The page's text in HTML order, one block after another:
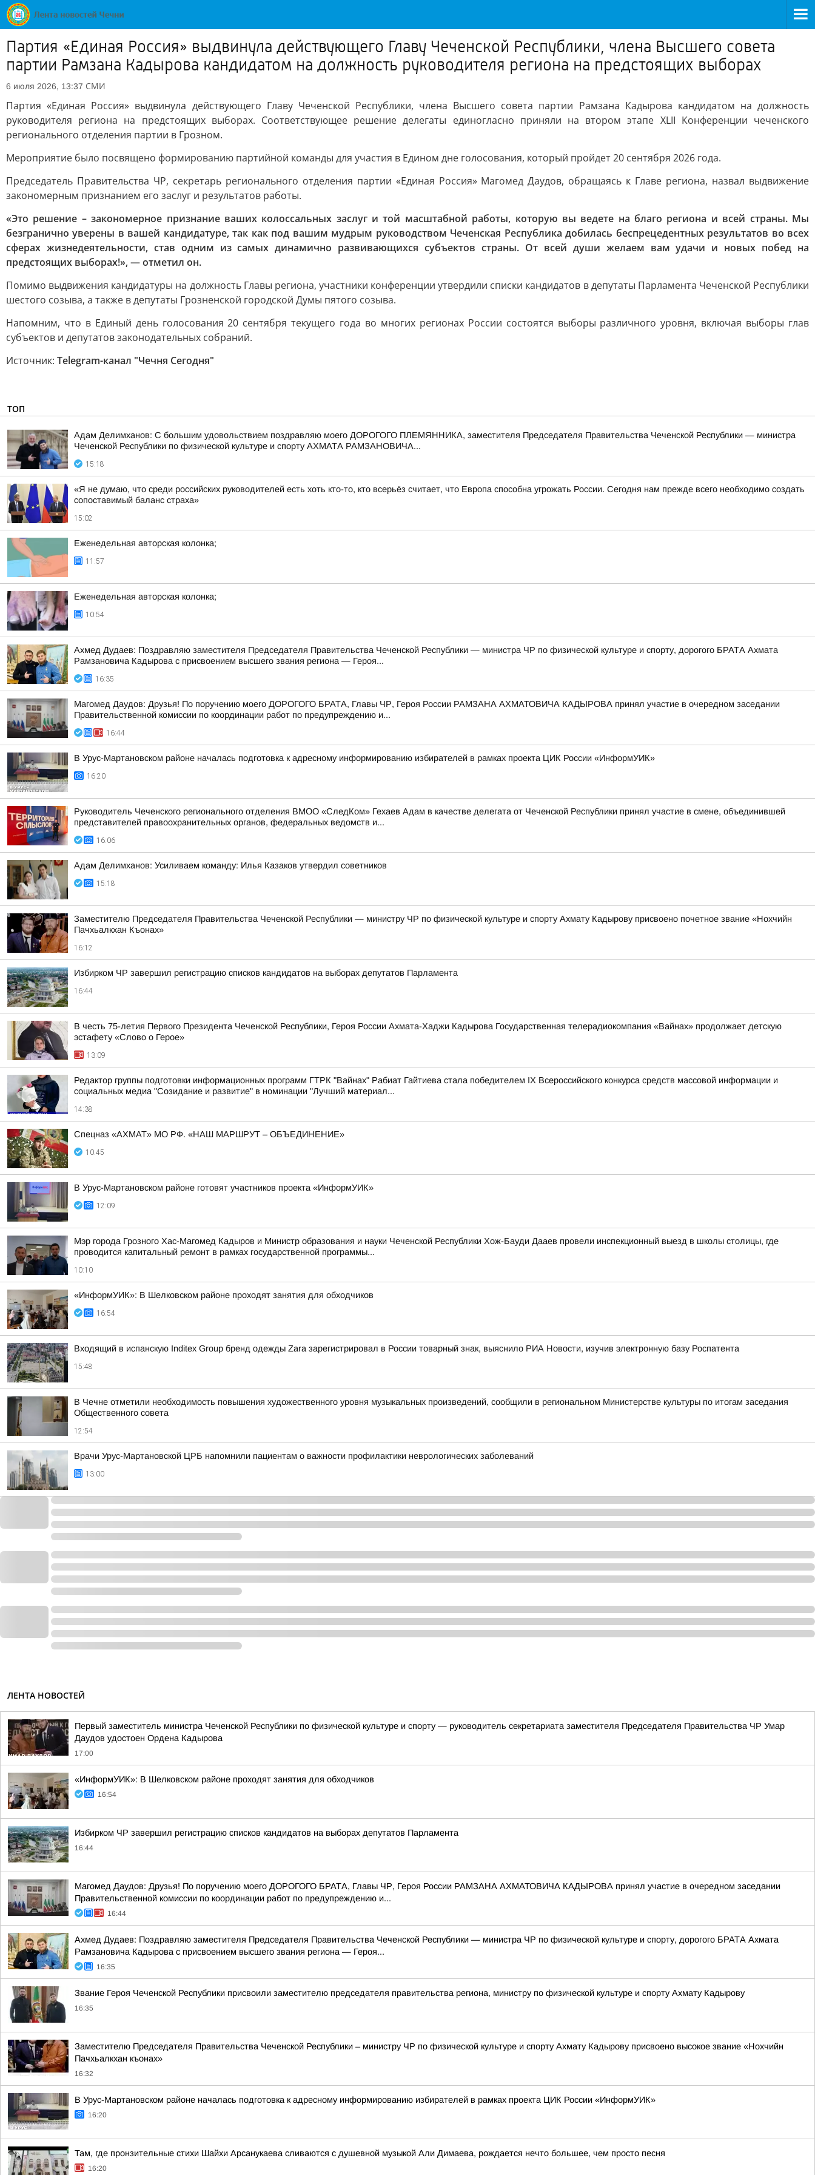
Партия «Единая Россия» выдвинула действующего Главу Чеченской Республики, члена Высшего совета
партии Рамзана Кадырова кандидатом на должность руководителя региона на предстоящих выборах
6 июля 2026, 13:37 СМИ
Партия «Единая Россия» выдвинула действующего Главу Чеченской Республики, члена Высшего совета партии Рамзана Кадырова кандидатом на должность
руководителя региона на предстоящих выборах. Соответствующее решение делегаты единогласно приняли на втором этапе XLII Конференции чеченского
регионального отделения партии в Грозном.
Мероприятие было посвящено формированию партийной команды для участия в Едином дне голосования, который пройдет 20 сентября 2026 года.
Председатель Правительства ЧР, секретарь регионального отделения партии «Единая Россия» Магомед Даудов, обращаясь к Главе региона, назвал выдвижение
закономерным признанием его заслуг и результатов работы.
«Это решение – закономерное признание ваших колоссальных заслуг и той масштабной работы, которую вы ведете на благо региона и всей страны. Мы
безгранично уверены в вашей кандидатуре, так как под вашим мудрым руководством Чеченская Республика добилась беспрецедентных результатов во всех
сферах жизнедеятельности, став одним из самых динамично развивающихся субъектов страны. От всей души желаем вам удачи и новых побед на
предстоящих выборах!», — отметил он.
Помимо выдвижения кандидатуры на должность Главы региона, участники конференции утвердили списки кандидатов в депутаты Парламента Чеченской Республики
шестого созыва, а также в депутаты Грозненской городской Думы пятого созыва.
Напомним, что в Единый день голосования 20 сентября текущего года во многих регионах России состоятся выборы различного уровня, включая выборы глав
субъектов и депутатов законодательных собраний.
Источник: Telegram-канал "Чечня Сегодня"
ТОП
Адам Делимханов: С большим удовольствием поздравляю моего ДОРОГОГО ПЛЕМЯННИКА, заместителя Председателя Правительства Чеченской Республики — министра
Чеченской Республики по физической культуре и спорту АХМАТА РАМЗАНОВИЧА...
15:18
«Я не думаю, что среди российских руководителей есть хоть кто-то, кто всерьёз считает, что Европа способна угрожать России. Сегодня нам прежде всего необходимо создать
сопоставимый баланс страха»
15:02
Еженедельная авторская колонка;
11:57
Еженедельная авторская колонка;
10:54
Ахмед Дудаев: Поздравляю заместителя Председателя Правительства Чеченской Республики — министра ЧР по физической культуре и спорту, дорогого БРАТА Ахмата
Рамзановича Кадырова с присвоением высшего звания региона — Героя...
16:35
Магомед Даудов: Друзья! По поручению моего ДОРОГОГО БРАТА, Главы ЧР, Героя России РАМЗАНА АХМАТОВИЧА КАДЫРОВА принял участие в очередном заседании
Правительственной комиссии по координации работ по предупреждению и...
16:44
В Урус-Мартановском районе началась подготовка к адресному информированию избирателей в рамках проекта ЦИК России «ИнформУИК»
16:20
Руководитель Чеченского регионального отделения ВМОО «СледКом» Гехаев Адам в качестве делегата от Чеченской Республики принял участие в смене, объединившей
представителей правоохранительных органов, федеральных ведомств и...
16:06
Адам Делимханов: Усиливаем команду: Илья Казаков утвердил советников
15:18
Заместителю Председателя Правительства Чеченской Республики — министру ЧР по физической культуре и спорту Ахмату Кадырову присвоено почетное звание «Нохчийн
Пачхьалкхан Къонах»
16:12
Избирком ЧР завершил регистрацию списков кандидатов на выборах депутатов Парламента
16:44
В честь 75-летия Первого Президента Чеченской Республики, Героя России Ахмата-Хаджи Кадырова Государственная телерадиокомпания «Вайнах» продолжает детскую
эстафету «Слово о Герое»
13:09
Редактор группы подготовки информационных программ ГТРК "Вайнах" Рабиат Гайтиева стала победителем IX Всероссийского конкурса средств массовой информации и
социальных медиа "Созидание и развитие" в номинации "Лучший материал...
14:38
Спецназ «АХМАТ» МО РФ. «НАШ МАРШРУТ – ОБЪЕДИНЕНИЕ»
10:45
В Урус-Мартановском районе готовят участников проекта «ИнформУИК»
12:09
Мэр города Грозного Хас-Магомед Кадыров и Министр образования и науки Чеченской Республики Хож-Бауди Дааев провели инспекционный выезд в школы столицы, где
проводится капитальный ремонт в рамках государственной программы...
10:10
«ИнформУИК»: В Шелковском районе проходят занятия для обходчиков
16:54
Входящий в испанскую Inditex Group бренд одежды Zara зарегистрировал в России товарный знак, выяснило РИА Новости, изучив электронную базу Роспатента
15:48
В Чечне отметили необходимость повышения художественного уровня музыкальных произведений, сообщили в региональном Министерстве культуры по итогам заседания
Общественного совета
12:54
Врачи Урус-Мартановской ЦРБ напомнили пациентам о важности профилактики неврологических заболеваний
13:00
ЛЕНТА НОВОСТЕЙ
Первый заместитель министра Чеченской Республики по физической культуре и спорту — руководитель секретариата заместителя Председателя Правительства ЧР Умар
Даудов удостоен Ордена Кадырова
17:00
«ИнформУИК»: В Шелковском районе проходят занятия для обходчиков
16:54
Избирком ЧР завершил регистрацию списков кандидатов на выборах депутатов Парламента
16:44
Магомед Даудов: Друзья! По поручению моего ДОРОГОГО БРАТА, Главы ЧР, Героя России РАМЗАНА АХМАТОВИЧА КАДЫРОВА принял участие в очередном заседании
Правительственной комиссии по координации работ по предупреждению и...
16:44
Ахмед Дудаев: Поздравляю заместителя Председателя Правительства Чеченской Республики — министра ЧР по физической культуре и спорту, дорогого БРАТА Ахмата
Рамзановича Кадырова с присвоением высшего звания региона — Героя...
16:35
Звание Героя Чеченской Республики присвоили заместителю председателя правительства региона, министру по физической культуре и спорту Ахмату Кадырову
16:35
Заместителю Председателя Правительства Чеченской Республики – министру ЧР по физической культуре и спорту Ахмату Кадырову присвоено высокое звание «Нохчийн
Пачхьалкхан къонах»
16:32
В Урус-Мартановском районе началась подготовка к адресному информированию избирателей в рамках проекта ЦИК России «ИнформУИК»
16:20
Там, где пронзительные стихи Шайхи Арсанукаева сливаются с душевной музыкой Али Димаева, рождается нечто большее, чем просто песня
16:20